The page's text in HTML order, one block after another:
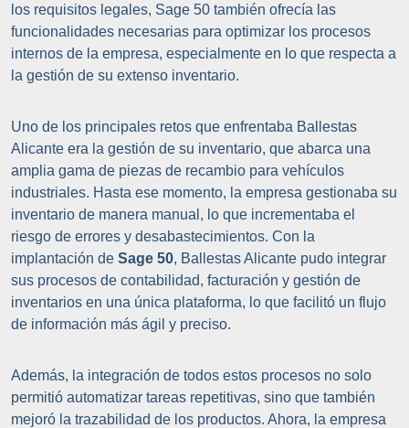
los requisitos legales, Sage 50 también ofrecía las
funcionalidades necesarias para optimizar los procesos
internos de la empresa, especialmente en lo que respecta a
la gestión de su extenso inventario.
Uno de los principales retos que enfrentaba Ballestas
Alicante era la gestión de su inventario, que abarca una
amplia gama de piezas de recambio para vehículos
industriales. Hasta ese momento, la empresa gestionaba su
inventario de manera manual, lo que incrementaba el
riesgo de errores y desabastecimientos. Con la
implantación de Sage 50, Ballestas Alicante pudo integrar
sus procesos de contabilidad, facturación y gestión de
inventarios en una única plataforma, lo que facilitó un flujo
de información más ágil y preciso.
Además, la integración de todos estos procesos no solo
permitió automatizar tareas repetitivas, sino que también
mejoró la trazabilidad de los productos. Ahora, la empresa